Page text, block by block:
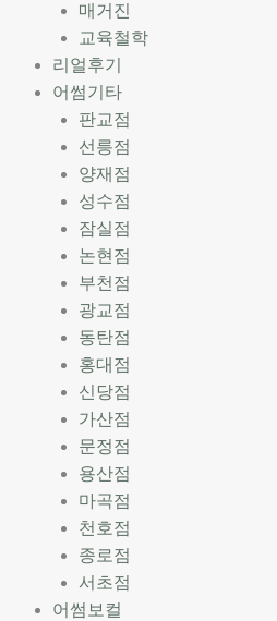
매거진
교육철학
리얼후기
어썸기타
판교점
선릉점
양재점
성수점
잠실점
논현점
부천점
광교점
동탄점
홍대점
신당점
가산점
문정점
용산점
마곡점
천호점
종로점
서초점
어썸보컬